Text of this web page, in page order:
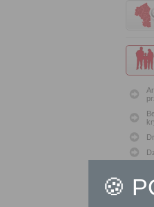
🍪